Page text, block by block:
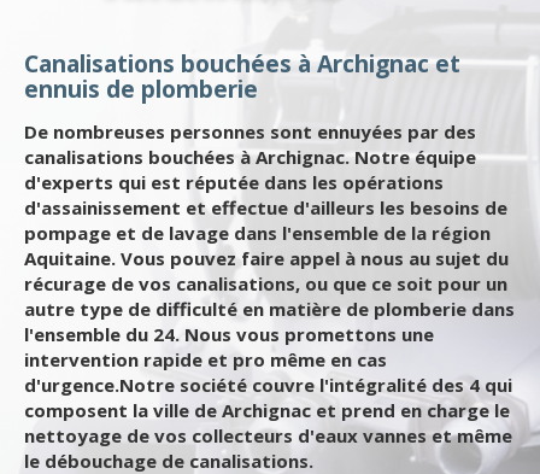
Canalisations bouchées à Archignac et
ennuis de plomberie
De nombreuses personnes sont ennuyées par des
canalisations bouchées à Archignac. Notre équipe
d'experts qui est réputée dans les opérations
d'assainissement et effectue d'ailleurs les besoins de
pompage et de lavage dans l'ensemble de la région
Aquitaine. Vous pouvez faire appel à nous au sujet du
récurage de vos canalisations, ou que ce soit pour un
autre type de difficulté en matière de plomberie dans
l'ensemble du 24. Nous vous promettons une
intervention rapide et pro même en cas
d'urgence.Notre société couvre l'intégralité des 4 qui
composent la ville de Archignac et prend en charge le
nettoyage de vos collecteurs d'eaux vannes et même
le débouchage de canalisations.